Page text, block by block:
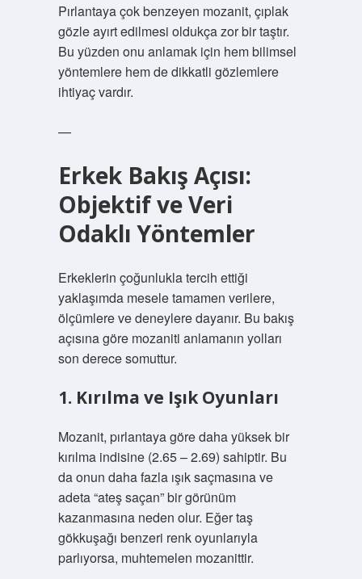
Pırlantaya çok benzeyen mozanit, çıplak
gözle ayırt edilmesi oldukça zor bir taştır.
Bu yüzden onu anlamak için hem bilimsel
yöntemlere hem de dikkatli gözlemlere
ihtiyaç vardır.
—
Erkek Bakış Açısı:
Objektif ve Veri
Odaklı Yöntemler
Erkeklerin çoğunlukla tercih ettiği
yaklaşımda mesele tamamen verilere,
ölçümlere ve deneylere dayanır. Bu bakış
açısına göre mozaniti anlamanın yolları
son derece somuttur.
1. Kırılma ve Işık Oyunları
Mozanit, pırlantaya göre daha yüksek bir
kırılma indisine (2.65 – 2.69) sahiptir. Bu
da onun daha fazla ışık saçmasına ve
adeta “ateş saçan” bir görünüm
kazanmasına neden olur. Eğer taş
gökkuşağı benzeri renk oyunlarıyla
parlıyorsa, muhtemelen mozanittir.